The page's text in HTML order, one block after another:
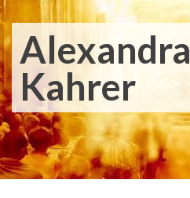
Alexandra
Kahrer